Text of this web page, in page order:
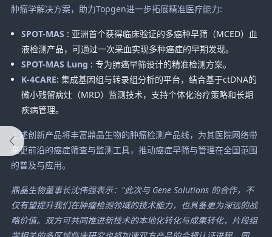
肿瘤学解决方案，助力Topgen进一步拓展精准医疗能力:
SPOT-MAS : 亚洲首个获得临床验证的多癌种早筛（MCED）血
液检测产品，可通过一次采血实现多种癌症的早期发现。
SPOT-MAS Lung : 专为肺癌早筛设计的精准检测方案。
K-4CARE: 集成基因组与转录组分析的平台，结合基于ctDNA的
微小残留病灶（MRD）监测技术，支持个体化治疗策略和长期
疾病管理。
上述创新产品将丰富鼎晶生物的肿瘤检测产品线，为其医院网络带
来更前沿的癌症筛查与监测工具，推动癌症早筛与管理在全国范围
的普及与应用。
鼎晶生物董事长沈伟强表示："此次与 Gene Solutions 的合作，不
仅有望提升我们在肿瘤检测领域的技术能力，也具备更为深远的战
略价值。双方可共同推进新技术的本地化转化与成果转化，片段组